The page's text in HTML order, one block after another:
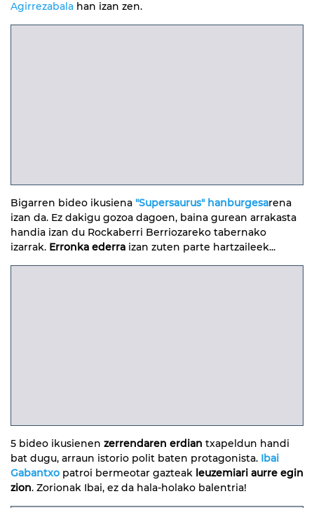
Agirrezabala han izan zen.
Bigarren bideo ikusiena "Supersaurus" hanburgesarena
izan da. Ez dakigu gozoa dagoen, baina gurean arrakasta
handia izan du Rockaberri Berriozareko tabernako
izarrak. Erronka ederra izan zuten parte hartzaileek...
5 bideo ikusienen zerrendaren erdian txapeldun handi
bat dugu, arraun istorio polit baten protagonista. Ibai
Gabantxo patroi bermeotar gazteak leuzemiari aurre egin
zion. Zorionak Ibai, ez da hala-holako balentria!